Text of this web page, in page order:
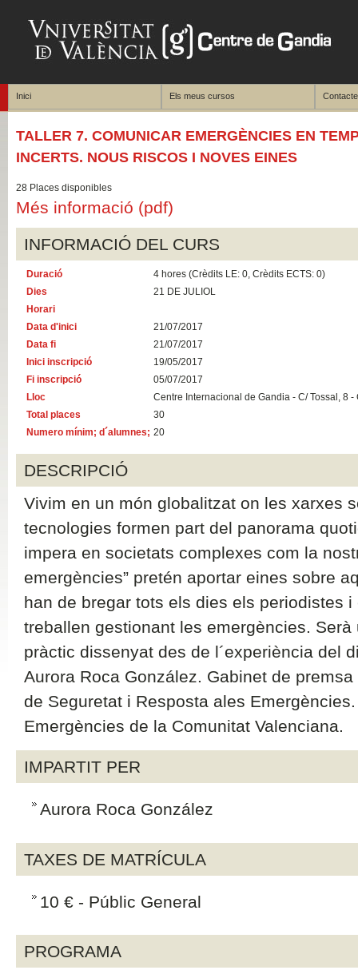
Inici Els meus cursos Contacte
TALLER 7. COMUNICAR EMERGÈNCIES EN
INCERTS. NOUS RISCOS I NOVES EINES
28 Places disponibles
Més informació (pdf)
INFORMACIÓ DEL CURS
Duració
4 hores (Crèdits LE: 0, Crèdits ECTS: 0)
Dies
21 DE JULIOL
Horari
Data d'inici
21/07/2017
Data fi
21/07/2017
Inici inscripció
19/05/2017
Fi inscripció
05/07/2017
Lloc
Centre Internacional de Gandia - C/ Tossal, 8 -
Total places
30
Numero mínim; d´alumnes; 20
DESCRIPCIÓ
Vivim en un món globalitzat on les xarxes
tecnologies formen part del panorama
impera en societats complexes com la
emergències” pretén aportar eines sobre
han de bregar tots els dies els periodistes
treballen gestionant les emergències.
pràctic dissenyat des de l´experiència del
Aurora Roca González. Gabinet de premsa
de Seguretat i Resposta ales
Emergències de la Comunitat Valenciana.
IMPARTIT PER
Aurora Roca González
TAXES DE MATRÍCULA
10 € - Públic General
PROGRAMA